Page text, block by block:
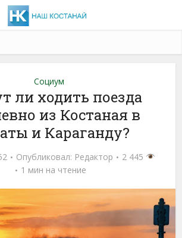
Социум
ли ходить поезда
из Костаная в
и Караганду?
Опубликовал: Редактор
2 445
1 мин на чтение